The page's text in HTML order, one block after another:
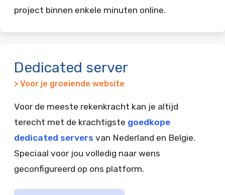
project binnen enkele minuten online.
Dedicated server
> Voor je groeiende website
Voor de meeste rekenkracht kan je altijd
terecht met de krachtigste goedkope
dedicated servers van Nederland en Belgie.
Speciaal voor jou volledig naar wens
geconfigureerd op ons platform.